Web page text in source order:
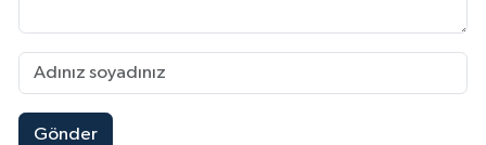
Gönder